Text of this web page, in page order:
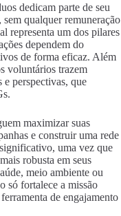
dedicam parte de seu
qualquer remuneração
representa um dos pilares
dependem do
de forma eficaz. Além
voluntários trazem
perspectivas, que
maximizar suas
e construir uma rede
uma vez que
robusta em seus
meio ambiente ou
só fortalece a missão
de engajamento